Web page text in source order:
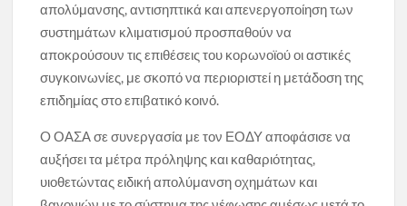
απολύμανσης, αντισηπτικά και απενεργοποίηση των
συστημάτων κλιματισμού προσπαθούν να
αποκρούσουν τις επιθέσεις του κορωνοϊού οι αστικές
συγκοινωνίες, με σκοπό να περιοριστεί η μετάδοση της
επιδημίας στο επιβατικό κοινό.
O ΟΑΣΑ σε συνεργασία με τον ΕΟΔΥ αποφάσισε να
αυξήσει τα μέτρα πρόληψης και καθαριότητας,
υιοθετώντας ειδική απολύμανση οχημάτων και